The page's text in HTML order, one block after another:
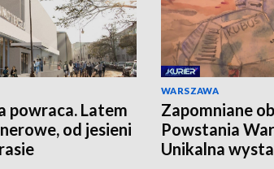
powraca. Latem
od jesieni
WARSZAWA
Zapomniane
Powstania
Unikalna